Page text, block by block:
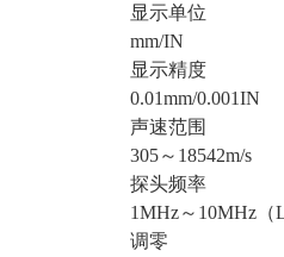
显示单位
mm/IN
显示精度
0.01mm/0.001IN
声速范围
305～18542m/s
探头频率
1MHz～10MHz（
调零